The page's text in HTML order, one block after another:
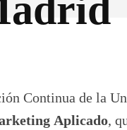
Continua de la
Aplicado,